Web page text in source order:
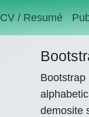
CV / Resumé
Bootstrap
demosite